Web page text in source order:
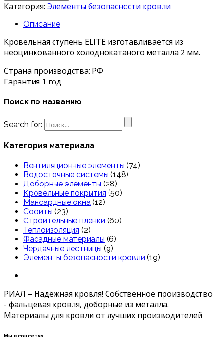
Категория: Элементы безопасности кровли
Описание
Кровельная ступень ELITE изготавливается из
неоцинкованного холоднокатаного металла 2 мм.
Страна производства: РФ
Гарантия 1 год.
Поиск по названию
Search for:
Категория материала
Вентиляционные элементы (74)
Водосточные системы (148)
Доборные элементы (28)
Кровельные покрытия (50)
Мансардные окна (12)
Софиты (23)
Строительные пленки (60)
Теплоизоляция (2)
Фасадные материалы (6)
Чердачные лестницы (9)
Элементы безопасности кровли (19)
РИАЛ – Надёжная кровля! Собственное производство
- фальцевая кровля, доборные из металла.
Материалы для кровли от лучших производителей
Мы в соцсетях